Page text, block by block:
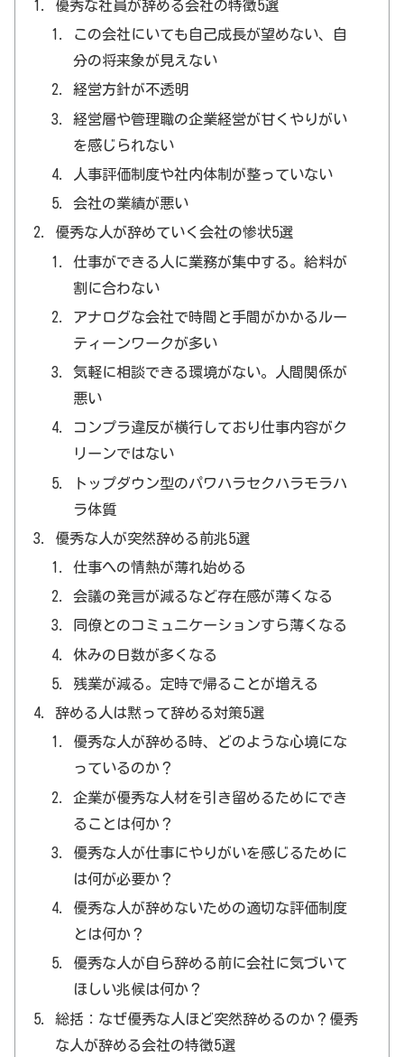
優秀な社員が辞める会社の特徴5選
この会社にいても自己成長が望めない、自
分の将来象が見えない
経営方針が不透明
経営層や管理職の企業経営が甘くやりがい
を感じられない
人事評価制度や社内体制が整っていない
会社の業績が悪い
優秀な人が辞めていく会社の惨状5選
仕事ができる人に業務が集中する。給料が
割に合わない
アナログな会社で時間と手間がかかるルー
ティーンワークが多い
気軽に相談できる環境がない。人間関係が
悪い
コンプラ違反が横行しており仕事内容がク
リーンではない
トップダウン型のパワハラセクハラモラハ
ラ体質
優秀な人が突然辞める前兆5選
仕事への情熱が薄れ始める
会議の発言が減るなど存在感が薄くなる
同僚とのコミュニケーションすら薄くなる
休みの日数が多くなる
残業が減る。定時で帰ることが増える
辞める人は黙って辞める対策5選
優秀な人が辞める時、どのような心境にな
っているのか？
企業が優秀な人材を引き留めるためにでき
ることは何か？
優秀な人が仕事にやりがいを感じるために
は何が必要か？
優秀な人が辞めないための適切な評価制度
とは何か？
優秀な人が自ら辞める前に会社に気づいて
ほしい兆候は何か？
総括：なぜ優秀な人ほど突然辞めるのか？優秀
な人が辞める会社の特徴5選